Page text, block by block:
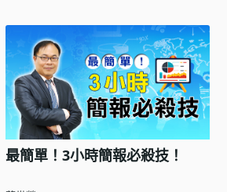
最簡單！3小時簡報必殺技！